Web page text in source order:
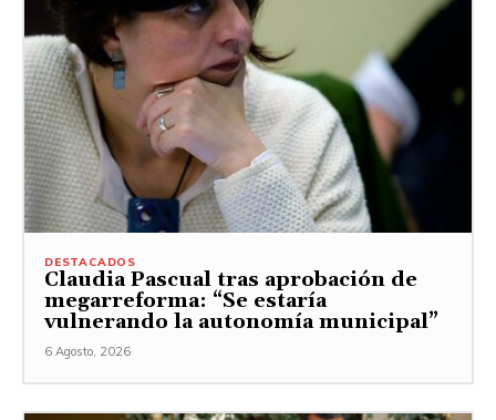
DESTACADOS
Claudia Pascual tras aprobación de
megarreforma: “Se estaría
vulnerando la autonomía municipal”
6 Agosto, 2026